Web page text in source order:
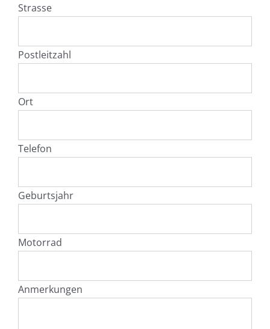
Strasse
Postleitzahl
Ort
Telefon
Geburtsjahr
Motorrad
Anmerkungen